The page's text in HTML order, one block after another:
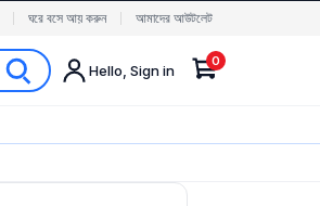
ঘরে বসে আয় করুন আমাদের আউটলেট
Hello, Sign in
0